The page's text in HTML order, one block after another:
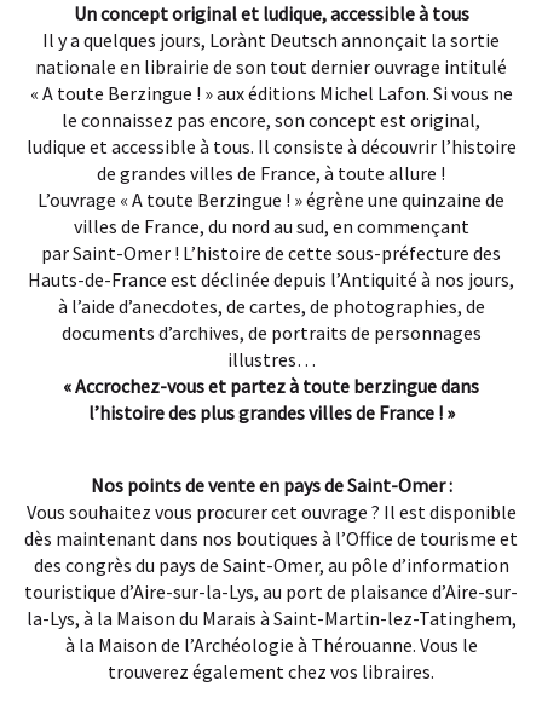
Un concept original et ludique, accessible à tous
Il y a quelques jours, Lorànt Deutsch annonçait la sortie
nationale en librairie de son tout dernier ouvrage intitulé
« A toute Berzingue ! » aux éditions Michel Lafon. Si vous ne
le connaissez pas encore, son concept est original,
ludique et accessible à tous. Il consiste à découvrir l’histoire
de grandes villes de France, à toute allure !
L’ouvrage « A toute Berzingue ! » égrène une quinzaine de
villes de France, du nord au sud, en commençant
par Saint-Omer ! L’histoire de cette sous-préfecture des
Hauts-de-France est déclinée depuis l’Antiquité à nos jours,
à l’aide d’anecdotes, de cartes, de photographies, de
documents d’archives, de portraits de personnages
illustres…
« Accrochez-vous et partez à toute berzingue dans
l’histoire des plus grandes villes de France ! »
Nos points de vente en pays de Saint-Omer :
Vous souhaitez vous procurer cet ouvrage ? Il est disponible
dès maintenant dans nos boutiques à l’Office de tourisme et
des congrès du pays de Saint-Omer, au pôle d’information
touristique d’Aire-sur-la-Lys, au port de plaisance d’Aire-sur-
la-Lys, à la Maison du Marais à Saint-Martin-lez-Tatinghem,
à la Maison de l’Archéologie à Thérouanne. Vous le
trouverez également chez vos libraires.